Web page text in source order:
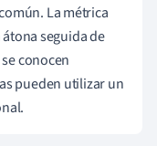
La métrica
seguida de
conocen
pueden utilizar un